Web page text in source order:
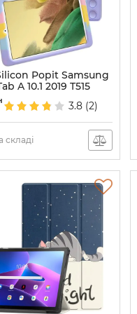
Popit Samsung
A 10.1 2019 T515
Violet
687744 3.8 (2)
складі